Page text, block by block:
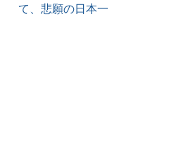
て、悲願の日本一